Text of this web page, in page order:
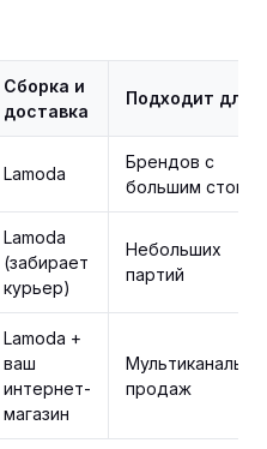
Сборка и
доставка
Подходит для
Lamoda
Брендов с
большим стоком
Lamoda
(забирает
курьер)
Небольших
партий
Lamoda +
ваш
интернет-
магазин
продаж